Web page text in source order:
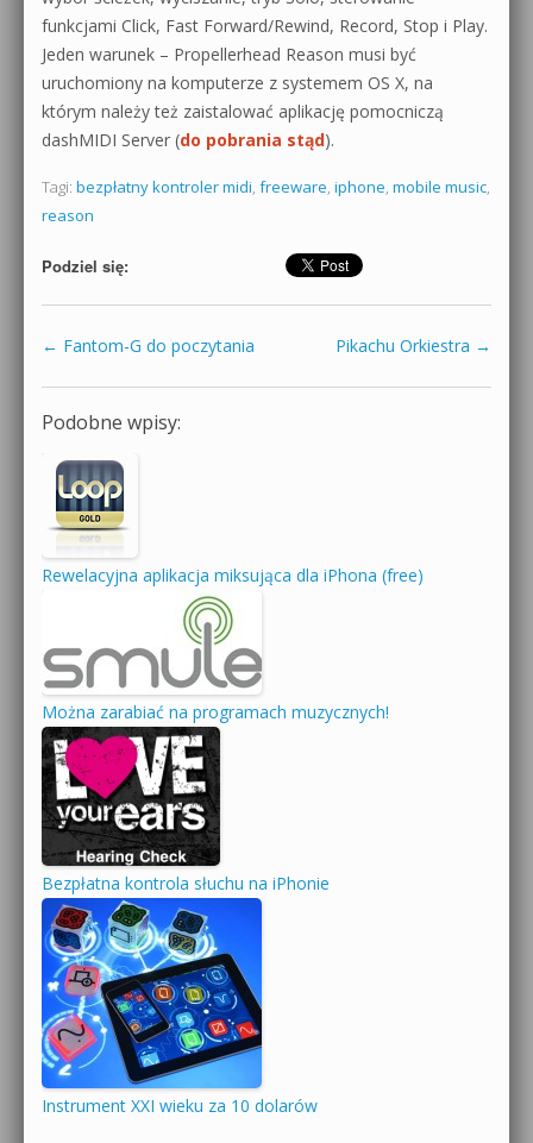
Kontakt 5 Kompendium
Pakiety
Regulamin
Działanie sklepu internetowego
funkcjami Click, Fast Forward/Rewind, Record, Stop i Play.
Jeden warunek – Propellerhead Reason musi być
uruchomiony na komputerze z systemem OS X, na
którym należy też zaistalować aplikację pomocniczą
dashMIDI Server (do pobrania stąd).
Tagi: bezpłatny kontroler midi, freeware, iphone, mobile music,
reason
Podziel się:
Zobacz wpisy
← Fantom-G do poczytania Pikachu Orkiestra →
Podobne wpisy:
Rewelacyjna aplikacja miksująca dla iPhona (free)
Można zarabiać na programach muzycznych!
Bezpłatna kontrola słuchu na iPhonie
Instrument XXI wieku za 10 dolarów